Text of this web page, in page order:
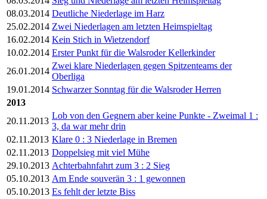
08.03.2014 Deutliche Niederlage im Harz
25.02.2014 Zwei Niederlagen am letzten Heimspieltag
16.02.2014 Kein Stich in Wietzendorf
10.02.2014 Erster Punkt für die Walsroder Kellerkinder
26.01.2014
Zwei klare Niederlagen gegen Spitzenteams der
Oberliga
19.01.2014 Schwarzer Sonntag für die Walsroder Herren
2013
20.11.2013
Lob von den Gegnern aber keine Punkte - Zweimal 1 :
3, da war mehr drin
02.11.2013 Klare 0 : 3 Niederlage in Bremen
02.11.2013 Doppelsieg mit viel Mühe
29.10.2013 Achterbahnfahrt zum 3 : 2 Sieg
05.10.2013 Am Ende souverän 3 : 1 gewonnen
05.10.2013 Es fehlt der letzte Biss